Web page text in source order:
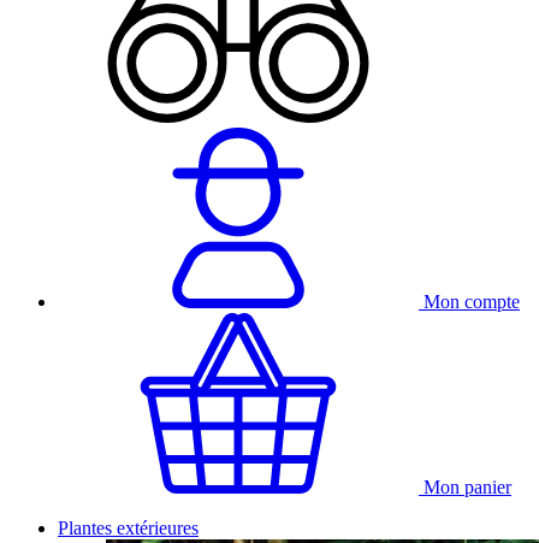
Mon compte
Mon panier
Plantes extérieures